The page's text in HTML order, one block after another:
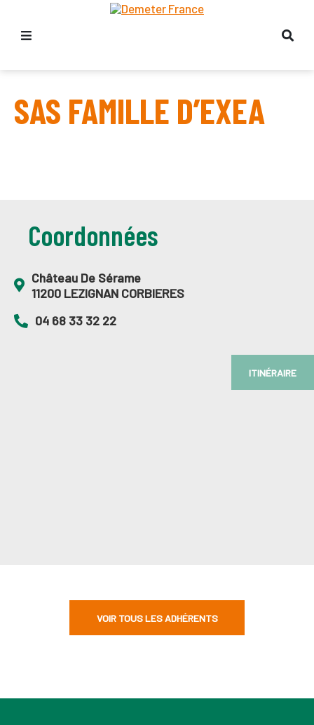
SAS FAMILLE D’EXEA
Coordonnées
Château De Sérame
11200 LEZIGNAN CORBIERES
04 68 33 32 22
ITINÉRAIRE
VOIR TOUS LES ADHÉRENTS